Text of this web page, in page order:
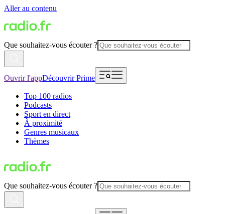
Aller au contenu
Que souhaitez-vous écouter ?
Ouvrir l'appDécouvrir Prime
Top 100 radios
Podcasts
Sport en direct
À proximité
Genres musicaux
Thèmes
Que souhaitez-vous écouter ?